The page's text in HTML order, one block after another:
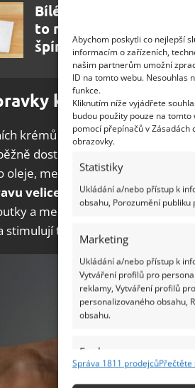
Abychom poskytli co nejlepší
informacím o zařízeních,
našim partnerům umožní
ID na tomto webu. Nesouhlas
funkce.
Kliknutím níže vyjádřete
budou použity pouze na
pomocí přepínačů v Zásadách
obrazovky.
Statistiky
Ukládání a/nebo přístup k
obsahu, Porozumění
Marketing
Ukládání a/nebo přístup k
Vytváření profilů pro
reklamy, Vytváření profilů
personalizovaného obsahu,
obsahu.
Funkce
Správa 1811 prodejcůPřečtěte
Bílé ponožky peru už
to mi to chvilku a
špíny
k péči o ruce
krémů můžete k domácí péči
dostupné ingredience.
oleje, medu, citronu, ovesných
velice jednoduchá, a
a medem. Žloutek obsahuje
stimulují tvorbu kolagenu. Med